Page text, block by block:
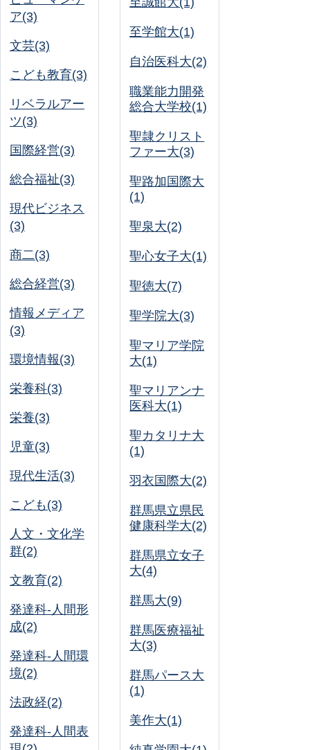
ア(3)
文芸(3)
こども教育(3)
リベラルアー
ツ(3)
国際経営(3)
総合福祉(3)
現代ビジネス
(3)
商二(3)
総合経営(3)
情報メディア
(3)
環境情報(3)
栄養科(3)
栄養(3)
児童(3)
現代生活(3)
こども(3)
人文・文化学
群(2)
文教育(2)
発達科-人間形
成(2)
発達科-人間環
境(2)
法政経(2)
発達科-人間表
至学館大(1)
自治医科大(2)
職業能力開発
総合大学校(1)
聖隷クリスト
ファー大(3)
聖路加国際大
(1)
聖泉大(2)
聖心女子大(1)
聖徳大(7)
聖学院大(3)
聖マリア学院
大(1)
聖マリアンナ
医科大(1)
聖カタリナ大
(1)
羽衣国際大(2)
群馬県立県民
健康科学大(2)
群馬県立女子
大(4)
群馬大(9)
群馬医療福祉
大(3)
群馬パース大
(1)
美作大(1)